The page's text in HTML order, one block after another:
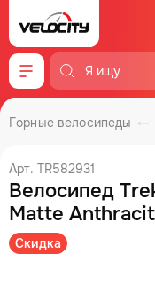
Меню
Горные велосипеды
Арт. TR582931
Велосипед
Matte
Скидка